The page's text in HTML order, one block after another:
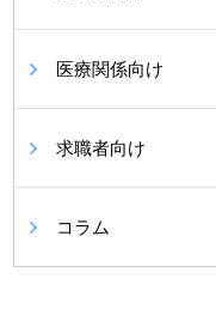
医療関係向け
求職者向け
コラム